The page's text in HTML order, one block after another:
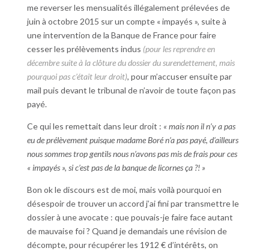
me reverser les mensualités illégalement prélevées de
juin à octobre 2015 sur un compte « impayés », suite à
une intervention de la Banque de France pour faire
cesser les prélèvements indus (pour les reprendre en
décembre suite à la clôture du dossier du surendettement, mais
pourquoi pas c’était leur droit), pour m’accuser ensuite par
mail puis devant le tribunal de n’avoir de toute façon pas
payé.
Ce qui les remettait dans leur droit : « mais non il n’y a pas
eu de prélèvement puisque madame Boré n’a pas payé, d’ailleurs
nous sommes trop gentils nous n’avons pas mis de frais pour ces
« impayés », si c’est pas de la banque de licornes ça ?! »
Bon ok le discours est de moi, mais voilà pourquoi en
désespoir de trouver un accord j’ai fini par transmettre le
dossier à une avocate : que pouvais-je faire face autant
de mauvaise foi ? Quand je demandais une révision de
décompte, pour récupérer les 1912 € d’intérêts, on